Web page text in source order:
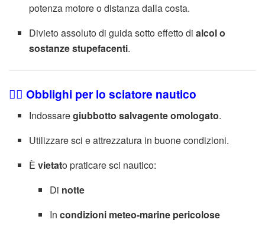
potenza motore o distanza dalla costa.
Divieto assoluto di guida sotto effetto dialcol o
sostanze stupefacenti.
🏄‍♂️ Obblighi per lo sciatore nautico
Indossaregiubbotto salvagente omologato.
Utilizzare sci e attrezzatura in buone condizioni.
Èvietato praticare sci nautico:
Di notte
In condizioni meteo-marine pericolose